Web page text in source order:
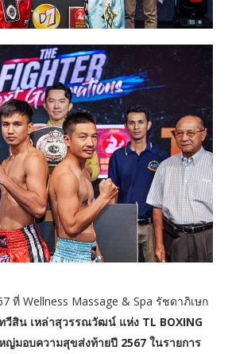
ที่ Wellness Massage & Spa รัชดาภิเษก
วีสิน เหล่าสุวรรณวัฒน์ แห่ง TL BOXING
ญ่มอบความสุขส่งท้ายปี 2567 ในรายการ